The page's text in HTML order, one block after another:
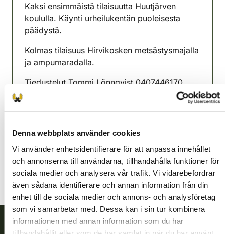
Denna webbplats använder cookies
Vi använder enhetsidentifierare för att anpassa innehållet
och annonserna till användarna, tillhandahålla funktioner för
sociala medier och analysera vår trafik. Vi vidarebefordrar
även sådana identifierare och annan information från din
enhet till de sociala medier och annons- och analysföretag
som vi samarbetar med. Dessa kan i sin tur kombinera
informationen med annan information som du har
Kaksi ensimmäistä tilaisuutta Huutjärven
koululla. Käynti urheilukentän puoleisesta
päädystä.
Kolmas tilaisuus Hirvikosken metsästysmajalla
ja ampumaradalla.
Tiedustelut Tommi Lönnqvist 0407446170
0400528579